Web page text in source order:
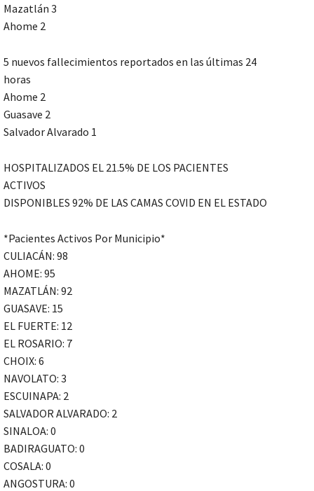
Mazatlán 3
Ahome 2
5 nuevos fallecimientos reportados en las últimas 24
horas
Ahome 2
Guasave 2
Salvador Alvarado 1
HOSPITALIZADOS EL 21.5% DE LOS PACIENTES
ACTIVOS
DISPONIBLES 92% DE LAS CAMAS COVID EN EL ESTADO
*Pacientes Activos Por Municipio*
CULIACÁN: 98
AHOME: 95
MAZATLÁN: 92
GUASAVE: 15
EL FUERTE: 12
EL ROSARIO: 7
CHOIX: 6
NAVOLATO: 3
ESCUINAPA: 2
SALVADOR ALVARADO: 2
SINALOA: 0
BADIRAGUATO: 0
COSALA: 0
ANGOSTURA: 0